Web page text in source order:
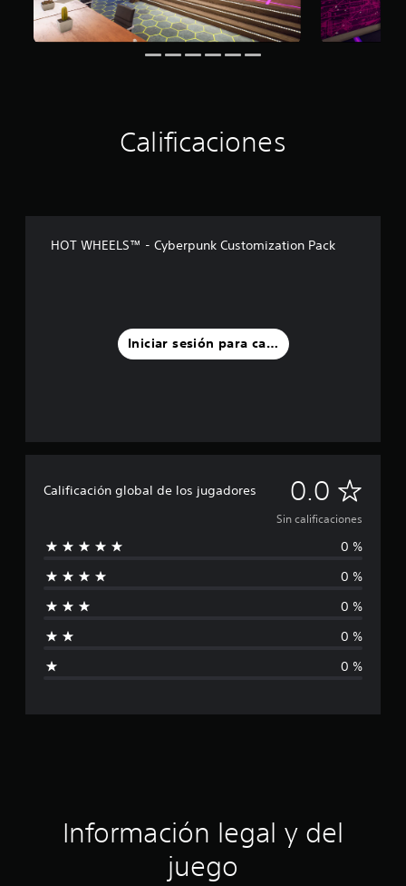
Calificaciones
HOT WHEELS™ - Cyberpunk Customization Pack
Iniciar sesión para calificar
Calificación global de los jugadores 0.0 S
i
n
c
f
a
Sin calificaciones
0 %
0 %
0 %
0 %
0 %
Información legal y del
juego